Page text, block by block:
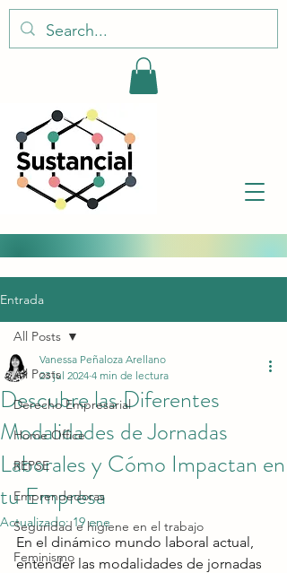
Entrada
All Posts
Derecho Empresarial
Home Office
REPSE
Emprendedoras
Seguridad e higiene en el trabajo
Feminismo
All Posts
Descubre las Diferentes
Modalidades de Jornadas
Laborales y Cómo Impactan en
tu Empresa
Vanessa Peñaloza Arellano
23 jul 2024 4 min de lectura
Actualizado:19 ene
En el dinámico mundo laboral actual,
entender las modalidades de jornadas